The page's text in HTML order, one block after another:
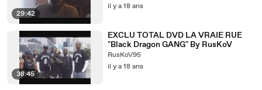
29:42
il y a 18 ans
38:45
EXCLU TOTAL DVD LA VRAIE RUE
"Black Dragon GANG" By RusKoV
RusKoV95
il y a 18 ans